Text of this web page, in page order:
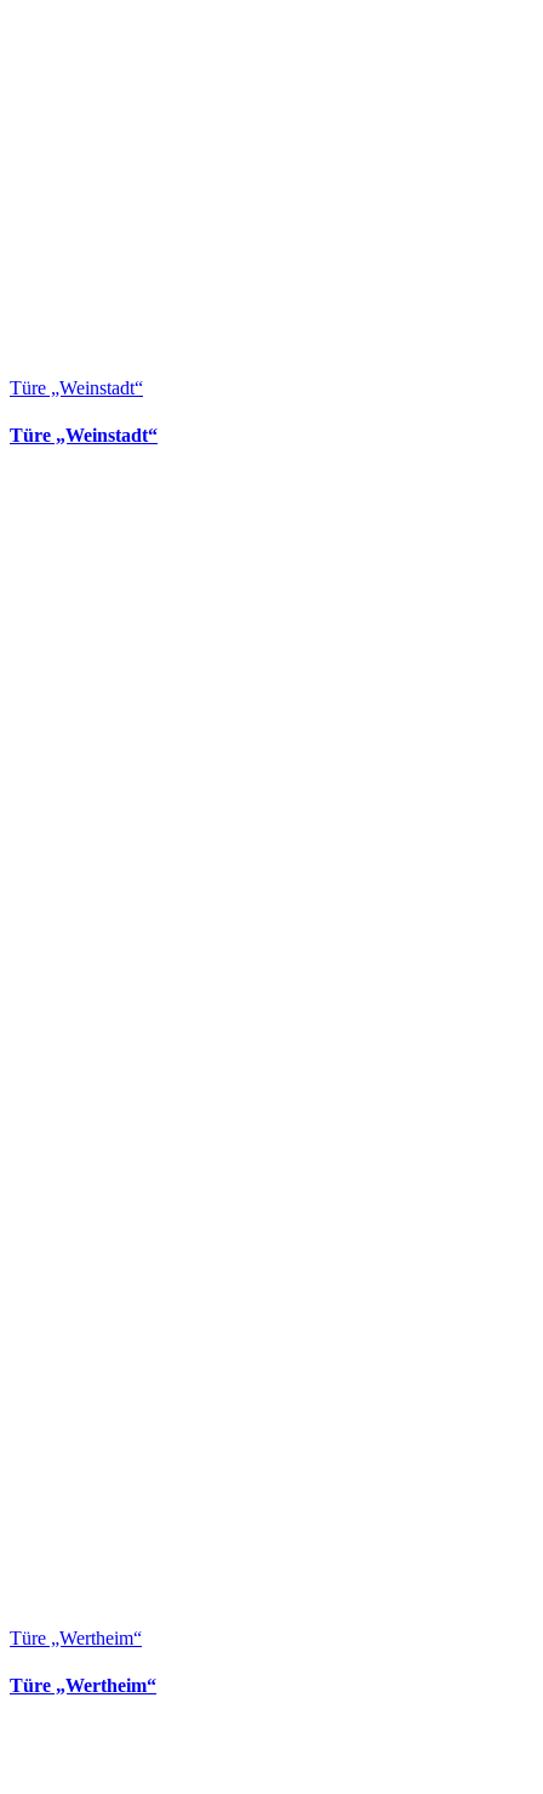
Türe „Weinstadt“
Türe „Weinstadt“
Türe „Wertheim“
Türe „Wertheim“